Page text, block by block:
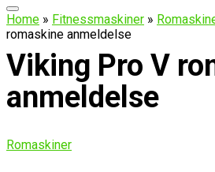
Home » Fitnessmaskiner »
romaskine anmeldelse
Viking Pro V
anmeldelse
Romaskiner